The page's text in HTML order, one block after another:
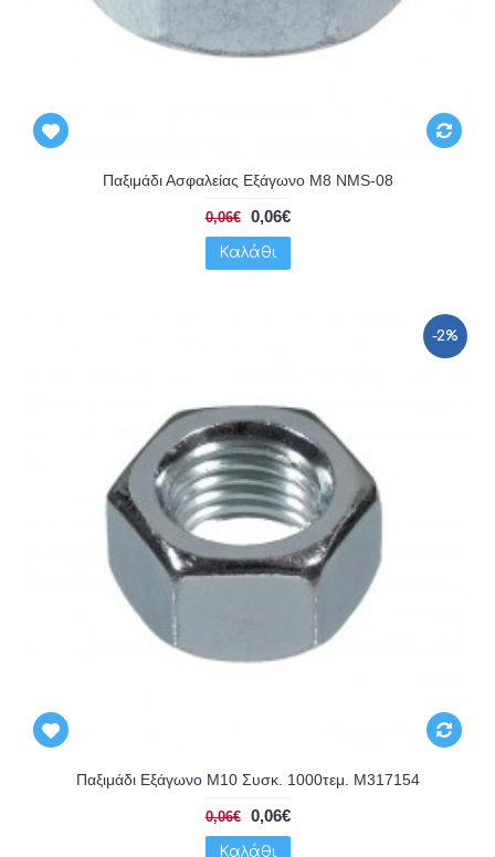
Παξιμάδι Ασφαλείας Εξάγωνο Μ8 NMS-08
0,06€ 0,06€
Καλάθι
-2%
Παξιμάδι Εξάγωνο Μ10 Συσκ. 1000τεμ. M317154
0,06€ 0,06€
Καλάθι